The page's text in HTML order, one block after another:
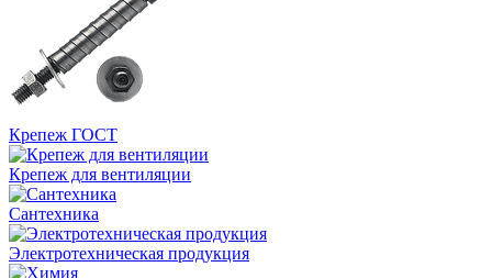
Крепеж ГОСТ
Крепеж для вентиляции
Сантехника
Электротехническая продукция